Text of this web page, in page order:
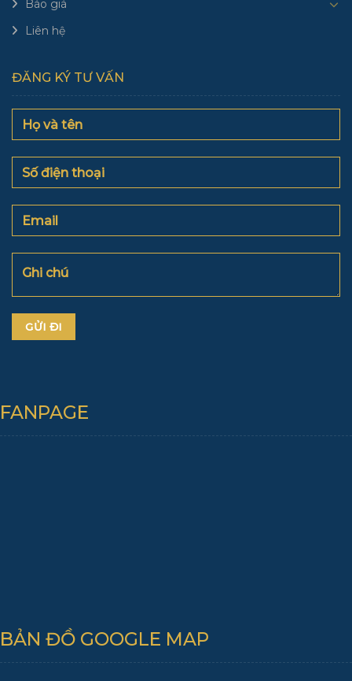
Báo giá
Liên hệ
ĐĂNG KÝ TƯ VẤN
FANPAGE
BẢN ĐỒ GOOGLE MAP